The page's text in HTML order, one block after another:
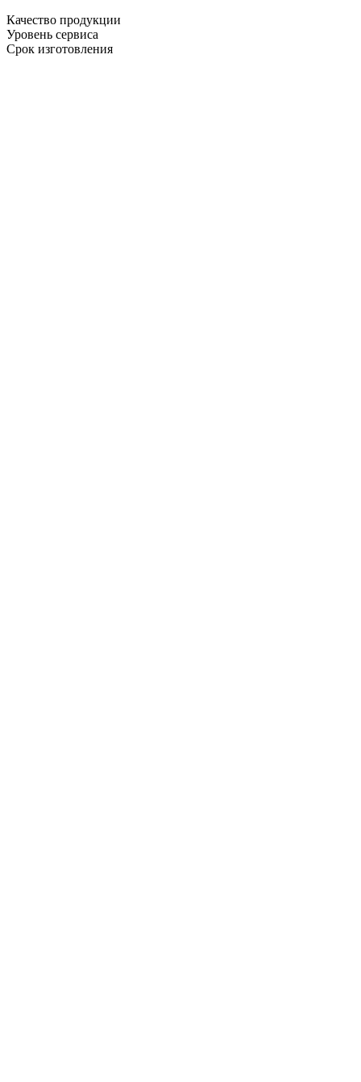
Качество продукции
Уровень сервиса
Срок изготовления